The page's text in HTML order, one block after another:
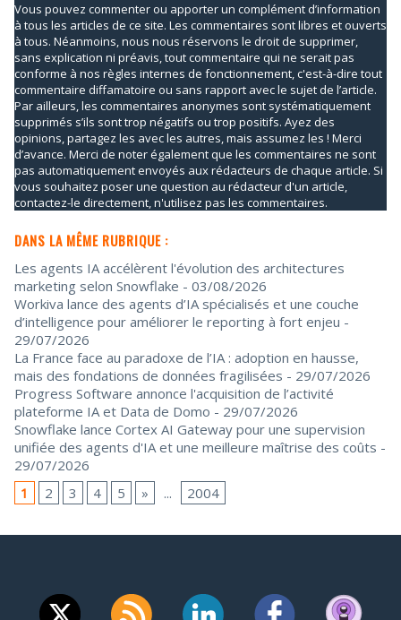
Vous pouvez commenter ou apporter un complément d’information
à tous les articles de ce site. Les commentaires sont libres et ouverts
à tous. Néanmoins, nous nous réservons le droit de supprimer,
sans explication ni préavis, tout commentaire qui ne serait pas
conforme à nos règles internes de fonctionnement, c'est-à-dire tout
commentaire diffamatoire ou sans rapport avec le sujet de l’article.
Par ailleurs, les commentaires anonymes sont systématiquement
supprimés s’ils sont trop négatifs ou trop positifs. Ayez des
opinions, partagez les avec les autres, mais assumez les ! Merci
d’avance. Merci de noter également que les commentaires ne sont
pas automatiquement envoyés aux rédacteurs de chaque article. Si
vous souhaitez poser une question au rédacteur d'un article,
contactez-le directement, n'utilisez pas les commentaires.
DANS LA MÊME RUBRIQUE :
Les agents IA accélèrent l'évolution des architectures
marketing selon Snowflake - 03/08/2026
Workiva lance des agents d’IA spécialisés et une couche
d’intelligence pour améliorer le reporting à fort enjeu -
29/07/2026
La France face au paradoxe de l’IA : adoption en hausse,
mais des fondations de données fragilisées - 29/07/2026
Progress Software annonce l'acquisition de l’activité
plateforme IA et Data de Domo - 29/07/2026
Snowflake lance Cortex AI Gateway pour une supervision
unifiée des agents d'IA et une meilleure maîtrise des coûts -
29/07/2026
1
2 3 4 5 » ... 2004